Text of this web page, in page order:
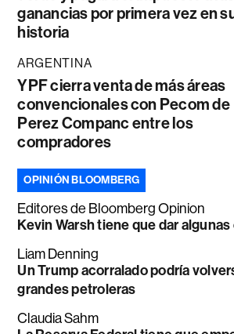
ganancias por primera vez en
historia
ARGENTINA
YPF cierra venta de más áreas
convencionales con Pecom de
Perez Companc entre los
compradores
OPINIÓN BLOOMBERG
Editores de Bloomberg Opinion
Kevin Warsh tiene que dar
Liam Denning
Un Trump acorralado podría
grandes petroleras
Claudia Sahm